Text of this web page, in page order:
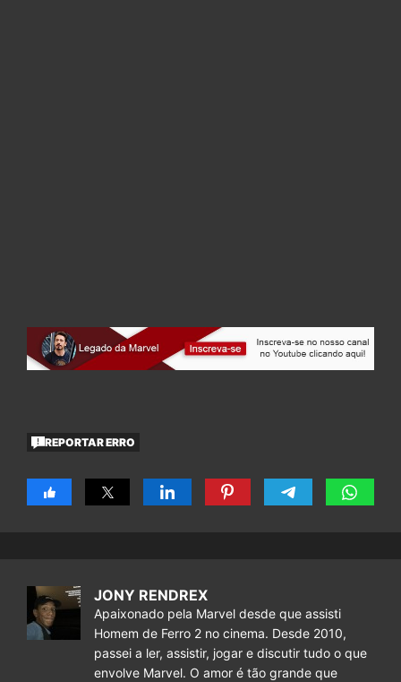
REPORTAR ERRO
JONY RENDREX
Apaixonado pela Marvel desde que assisti
Homem de Ferro 2 no cinema. Desde 2010,
passei a ler, assistir, jogar e discutir tudo o que
envolve Marvel. O amor é tão grande que